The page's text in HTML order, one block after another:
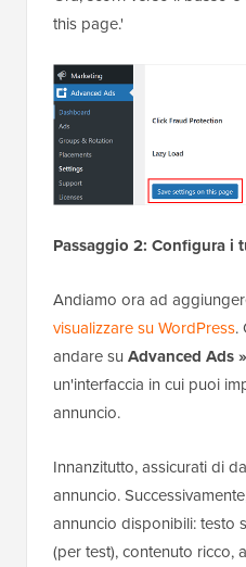
this page.'
Passaggio 2: Configura i
Andiamo ora ad
visualizzare su WordPress.
andare su Advanced Ads
un'interfaccia in cui puoi
annuncio.
Innanzitutto, assicurati di
annuncio.
annuncio disponibili: testo
(per test), contenuto ricco,